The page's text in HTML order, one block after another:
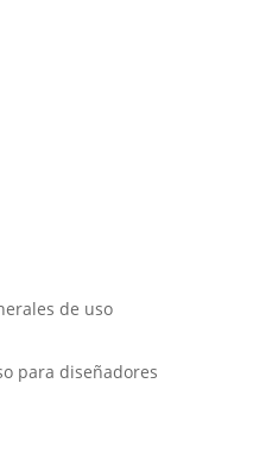
de uso
para diseñadores